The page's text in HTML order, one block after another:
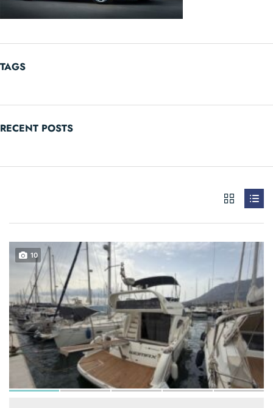
TAGS
RECENT POSTS
10